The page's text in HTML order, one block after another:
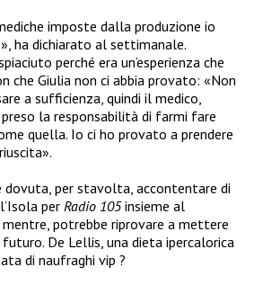
imposte dalla produzione io
ha dichiarato al settimanale.
perché era un’esperienza che
che Giulia non ci abbia provato: «Non
a sufficienza, quindi il medico,
la responsabilità di farmi fare
quella. Io ci ho provato a prendere
dovuta, per stavolta, accontentare di
per Radio 105insieme al
potrebbe riprovare a mettere
De Lellis, una dieta ipercalorica
di naufraghi vip ?